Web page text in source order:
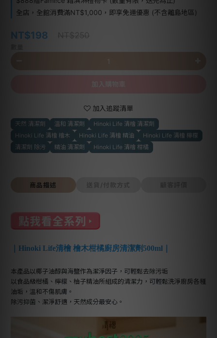
全店，全館消費滿NT$1,000，即享免運優惠 (不含離島地區)
NT$198 NT$250
加入追蹤清單
天然 清潔劑 溫和 清潔劑
Hinoki Life 清檜 清潔劑
Hinoki Life 清檜 檜木
Hinoki Life 清檜 精油
Hinoki Life 清檜 檸檬
清潔劑 除污
精油 清潔劑 Hinoki Life 清檜 柑橘
商品描述
｜Hinoki Life清檜 檜木柑橘廚房清潔劑500ml｜
本產品以椰子油醇與海鹽作為潔淨因子，可輕鬆去除污垢
以食品級柑橘、檸檬、柚子精油所組成的清潔力，可輕鬆洗淨廚房各種
油垢，溫和不傷肌膚。
除污抑菌、潔淨舒適，天然成分最安心。